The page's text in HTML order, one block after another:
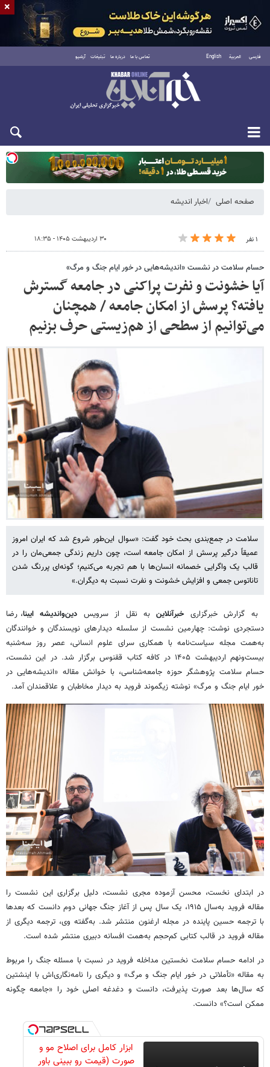
فارسی العربية English تماس با ما درباره ما تبلیغات آرشیو
یکشنبه ۱۸ مرداد ۱۴۰۵
صفحه اصلی اخبار اندیشه
۱ نفر ۳۰ اردیبهشت ۱۴۰۵ - ۱۸:۳۵
حسام سلامت در نشست «اندیشه‌هایی در خور ایام جنگ و مرگ»
آیا خشونت و نفرت پراکنی در جامعه گسترش
یافته؟ پرسش از امکان جامعه / همچنان
می‌توانیم از سطحی از هم‌زیستی حرف بزنیم
سلامت در جمع‌بندی بحث خود گفت:‌ «سوال این‌طور شروع شد که ایران امروز
عمیقاً درگیر پرسش از امکان جامعه است، چون داریم زندگی جمعی‌مان را در
قالب یک واگرایی خصمانه انسان‌ها با هم تجربه می‌کنیم؛ گونه‌ای پررنگ شدن
تاناتوس جمعی و افزایش خشونت و نفرت نسبت به دیگران.»
به گزارش خبرگزاریخبرآنلاینبه نقل از سرویس دین‌واندیشه ایبنا، رضا
دستجردی نوشت: چهارمین نشست از سلسله دیدارهای نویسندگان و خوانندگان
به‌همت مجله سیاست‌نامه با همکاری سرای علوم انسانی، عصر روز سه‌شنبه
بیست‌ونهم اردیبهشت ۱۴۰۵ در کافه کتاب ققنوس برگزار شد. در این نشست،
حسام سلامت پژوهشگر حوزه جامعه‌شناسی، با خوانش مقاله «اندیشه‌هایی در
خور ایام جنگ و مرگ» نوشته زیگموند فروید به دیدار مخاطبان و علاقمندان آمد.
در ابتدای نخست، محسن آزموده مجری نشست، دلیل برگزاری این نشست را
مقاله فروید به‌سال ۱۹۱۵، یک سال پس از آغاز جنگ جهانی دوم دانست که بعدها
با ترجمه حسین پاینده در مجله ارغنون منتشر شد. به‌گفته وی، ترجمه دیگری از
مقاله فروید در قالب کتابی کم‌حجم به‌همت افسانه دبیری منتشر شده است.
در ادامه حسام سلامت نخستین مداخله فروید در نسبت با مسئله جنگ را مربوط
به مقاله «تأملاتی در خور ایام جنگ و مرگ» و دیگری را نامه‌نگاری‌اش با اینشتین
که سال‌ها بعد صورت پذیرفت، دانست و دغدغه اصلی خود را «جامعه چگونه
ممکن است؟» دانست.
ابزار کامل برای اصلاح مو و
صورت (قیمت رو ببینی باور
×